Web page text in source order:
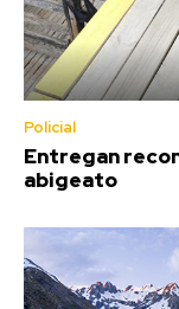
Policial
Entregan
abigeato